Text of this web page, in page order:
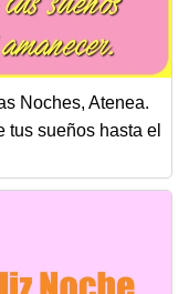
Noches, Atenea.
tus sueños hasta el